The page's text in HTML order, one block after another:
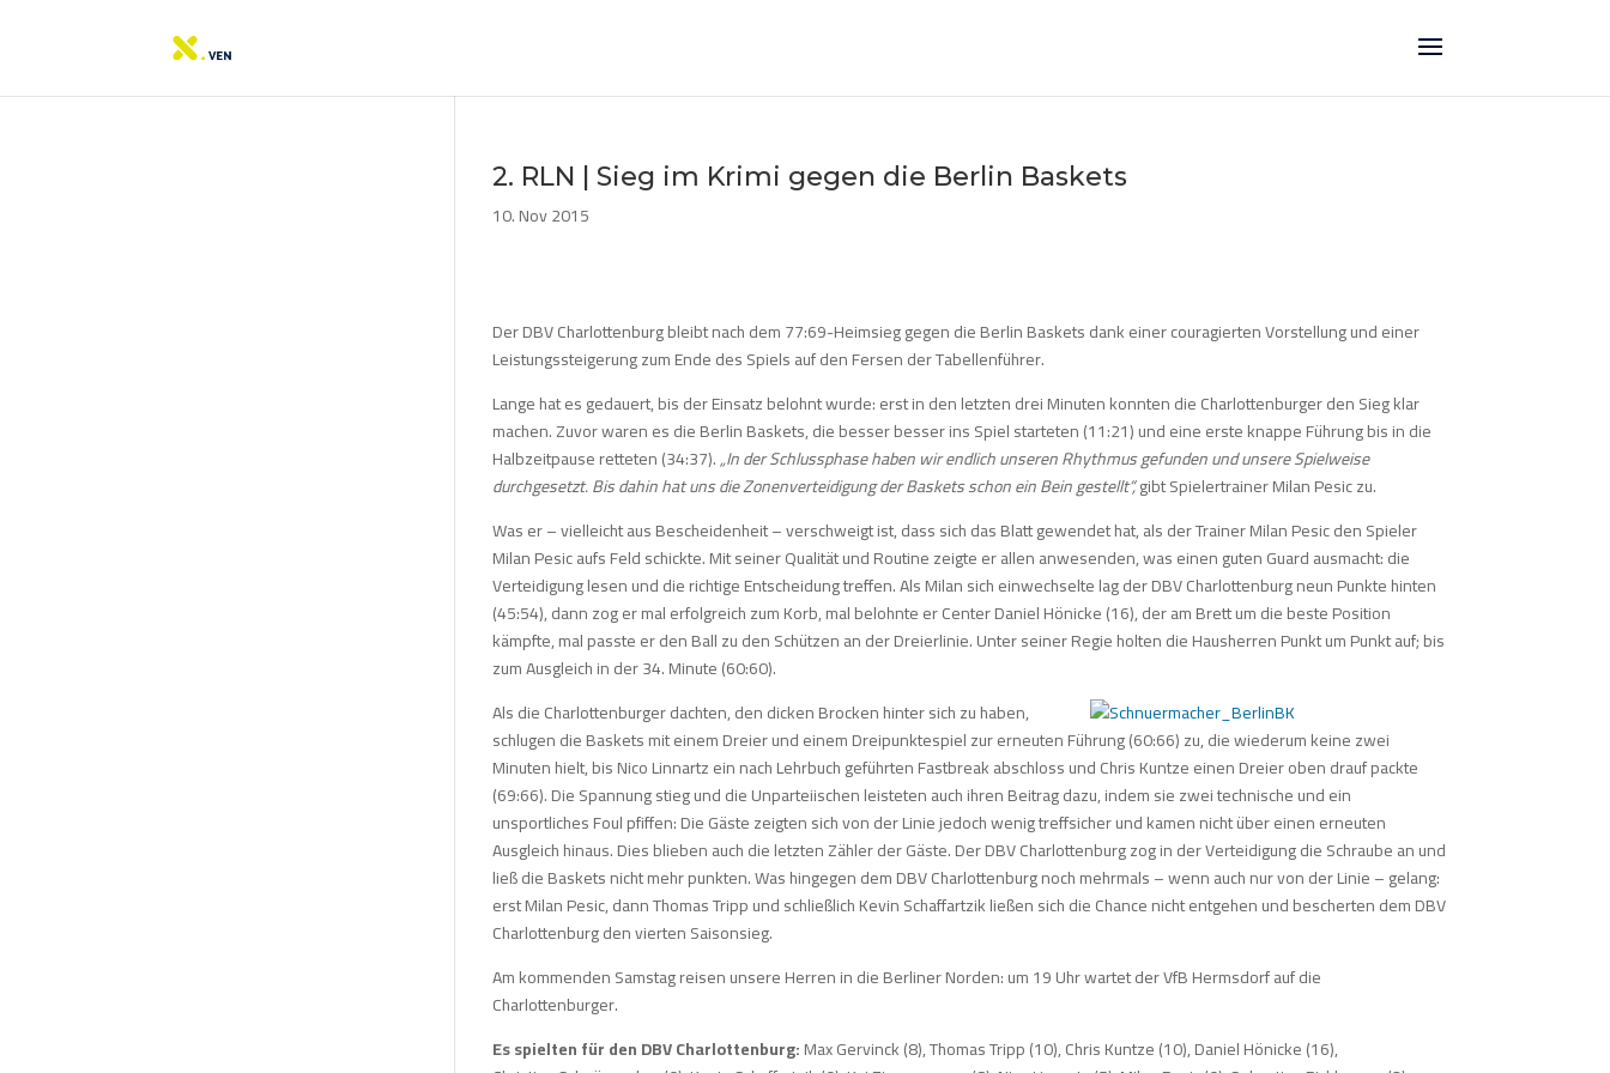
2. RLN | Sieg im Krimi gegen die Berlin Baskets
10. Nov 2015
Der DBV Charlottenburg bleibt nach dem 77:69-Heimsieg gegen die Berlin Baskets dank einer couragierten Vorstellung und einer
Leistungssteigerung zum Ende des Spiels auf den Fersen der Tabellenführer.
Lange hat es gedauert, bis der Einsatz belohnt wurde: erst in den letzten drei Minuten konnten die Charlottenburger den Sieg klar
machen. Zuvor waren es die Berlin Baskets, die besser besser ins Spiel starteten (11:21) und eine erste knappe Führung bis in die
Halbzeitpause retteten (34:37).„In der Schlussphase haben wir endlich unseren Rhythmus gefunden und unsere Spielweise
durchgesetzt. Bis dahin hat uns die Zonenverteidigung der Baskets schon ein Bein gestellt“,gibt Spielertrainer Milan Pesic zu.
Was er – vielleicht aus Bescheidenheit – verschweigt ist, dass sich das Blatt gewendet hat, als der Trainer Milan Pesic den Spieler
Milan Pesic aufs Feld schickte. Mit seiner Qualität und Routine zeigte er allen anwesenden, was einen guten Guard ausmacht: die
Verteidigung lesen und die richtige Entscheidung treffen. Als Milan sich einwechselte lag der DBV Charlottenburg neun Punkte hinten
(45:54), dann zog er mal erfolgreich zum Korb, mal belohnte er Center Daniel Hönicke (16), der am Brett um die beste Position
kämpfte, mal passte er den Ball zu den Schützen an der Dreierlinie. Unter seiner Regie holten die Hausherren Punkt um Punkt auf; bis
zum Ausgleich in der 34. Minute (60:60).
Als die Charlottenburger dachten, den dicken Brocken hinter sich zu haben,
schlugen die Baskets mit einem Dreier und einem Dreipunktespiel zur erneuten Führung (60:66) zu, die wiederum keine zwei
Minuten hielt, bis Nico Linnartz ein nach Lehrbuch geführten Fastbreak abschloss und Chris Kuntze einen Dreier oben drauf packte
(69:66). Die Spannung stieg und die Unparteiischen leisteten auch ihren Beitrag dazu, indem sie zwei technische und ein
unsportliches Foul pfiffen: Die Gäste zeigten sich von der Linie jedoch wenig treffsicher und kamen nicht über einen erneuten
Ausgleich hinaus. Dies blieben auch die letzten Zähler der Gäste. Der DBV Charlottenburg zog in der Verteidigung die Schraube an und
ließ die Baskets nicht mehr punkten. Was hingegen dem DBV Charlottenburg noch mehrmals – wenn auch nur von der Linie – gelang:
erst Milan Pesic, dann Thomas Tripp und schließlich Kevin Schaffartzik ließen sich die Chance nicht entgehen und bescherten dem DBV
Charlottenburg den vierten Saisonsieg.
Am kommenden Samstag reisen unsere Herren in die Berliner Norden: um 19 Uhr wartet der VfB Hermsdorf auf die
Charlottenburger.
Es spielten für den DBV Charlottenburg:Max Gervinck (8), Thomas Tripp (10), Chris Kuntze (10), Daniel Hönicke (16),